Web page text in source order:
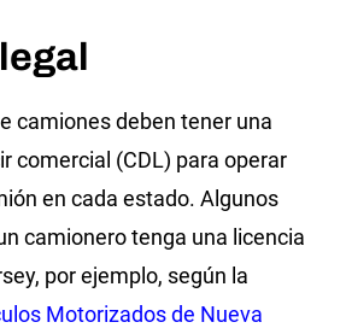
camiones deben tener una
comercial (CDL) para operar
en cada estado. Algunos
camionero tenga una licencia
por ejemplo, según la
Motorizados de Nueva